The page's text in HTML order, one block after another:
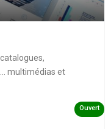
multimédias et
Ouvert